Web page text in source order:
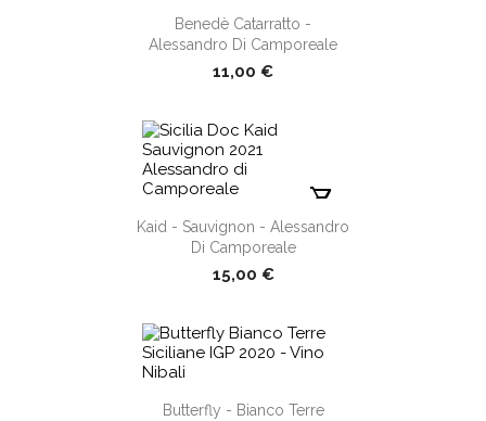
Benedè Catarratto -
Alessandro Di Camporeale
11,00 €
shopping_cart
Kaid - Sauvignon - Alessandro
Di Camporeale
15,00 €
shopping_cart
Butterfly - Bianco Terre